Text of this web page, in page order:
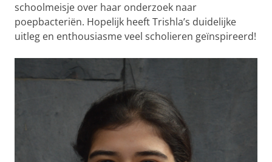
schoolmeisje over haar onderzoek naar
poepbacteriën. Hopelijk heeft Trishla’s duidelijke
uitleg en enthousiasme veel scholieren geïnspireerd!